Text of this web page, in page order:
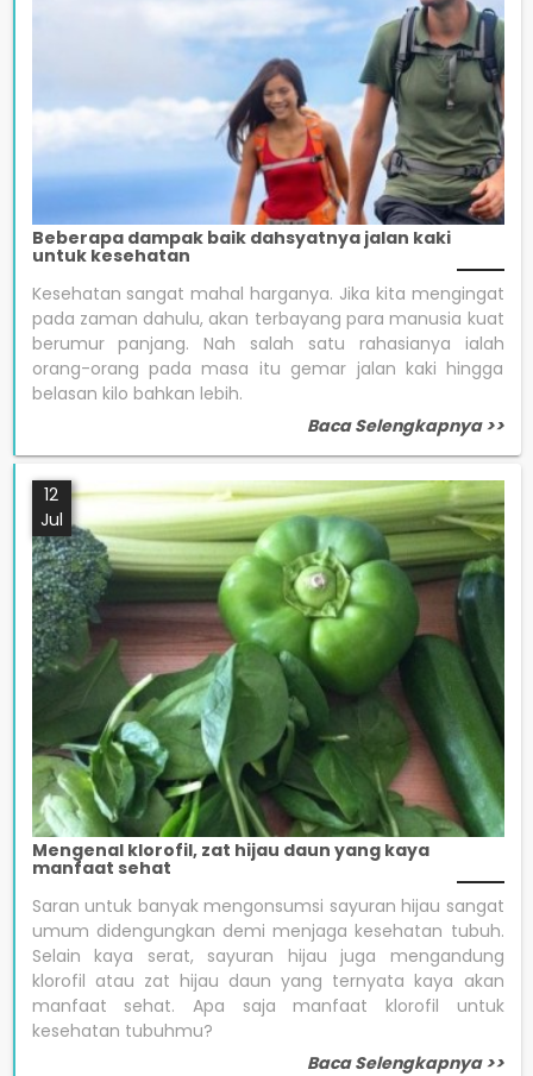
Beberapa dampak baik dahsyatnya jalan kaki
untuk kesehatan
Kesehatan sangat mahal harganya. Jika kita mengingat
pada zaman dahulu, akan terbayang para manusia kuat
berumur panjang. Nah salah satu rahasianya ialah
orang-orang pada masa itu gemar jalan kaki hingga
belasan kilo bahkan lebih.
Baca Selengkapnya >>
12
Jul
Mengenal klorofil, zat hijau daun yang kaya
manfaat sehat
Saran untuk banyak mengonsumsi sayuran hijau sangat
umum didengungkan demi menjaga kesehatan tubuh.
Selain kaya serat, sayuran hijau juga mengandung
klorofil atau zat hijau daun yang ternyata kaya akan
manfaat sehat. Apa saja manfaat klorofil untuk
kesehatan tubuhmu?
Baca Selengkapnya >>